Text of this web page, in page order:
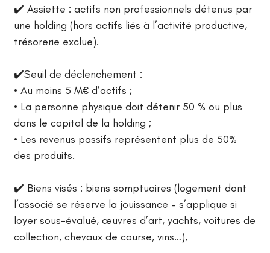
✔️ Assiette : actifs non professionnels détenus par
une holding (hors actifs liés à l’activité productive,
trésorerie exclue).
✔️Seuil de déclenchement :
• Au moins 5 M€ d’actifs ;
• La personne physique doit détenir 50 % ou plus
dans le capital de la holding ;
• Les revenus passifs représentent plus de 50%
des produits.
✔️ Biens visés : biens somptuaires (logement dont
l’associé se réserve la jouissance – s’applique si
loyer sous-évalué, œuvres d’art, yachts, voitures de
collection, chevaux de course, vins…),